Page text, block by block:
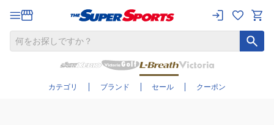
カテゴリ ブランド セール クーポン
さらに絞り込む